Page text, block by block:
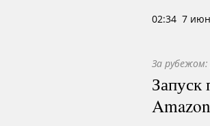
02:34 7
За
Запуск